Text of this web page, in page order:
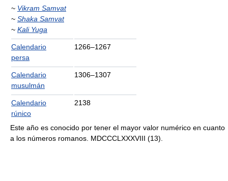
~ Vikram Samvat
~ Shaka Samvat
~ Kali Yuga
Calendario
persa
1266–1267
Calendario
musulmán
1306–1307
Calendario
rúnico
2138
Este año es conocido por tener el mayor valor numérico en cuanto
a los números romanos. MDCCCLXXXVIII (13).